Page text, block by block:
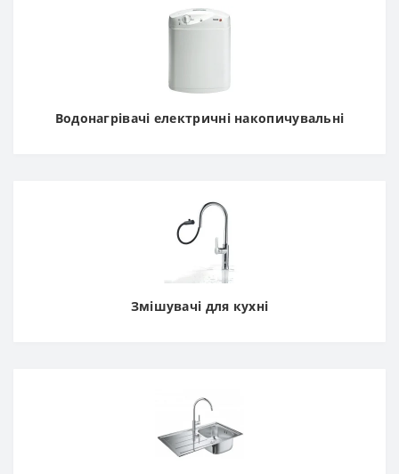
Водонагрівачі електричні накопичувальні
Змішувачі для кухні